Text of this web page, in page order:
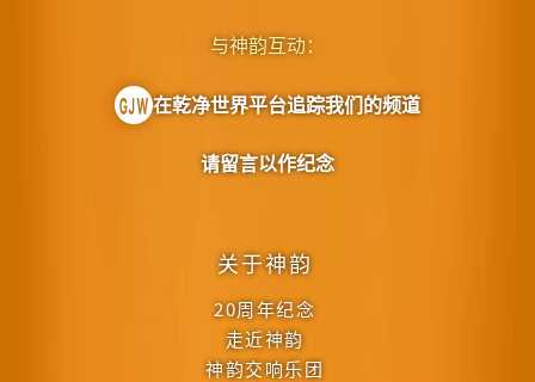
关于神韵
20周年纪念
走近神韵
神韵交响乐团
与神韵互动：
在乾净世界平台追踪我们的频道
请留言以作纪念